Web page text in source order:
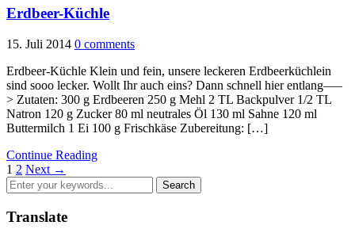
Erdbeer-Küchle
15. Juli 2014 0 comments
Erdbeer-Küchle Klein und fein, unsere leckeren Erdbeerküchlein
sind sooo lecker. Wollt Ihr auch eins? Dann schnell hier entlang—–
> Zutaten: 300 g Erdbeeren 250 g Mehl 2 TL Backpulver 1/2 TL
Natron 120 g Zucker 80 ml neutrales Öl 130 ml Sahne 120 ml
Buttermilch 1 Ei 100 g Frischkäse Zubereitung: […]
Continue Reading
1 2 Next →
Translate